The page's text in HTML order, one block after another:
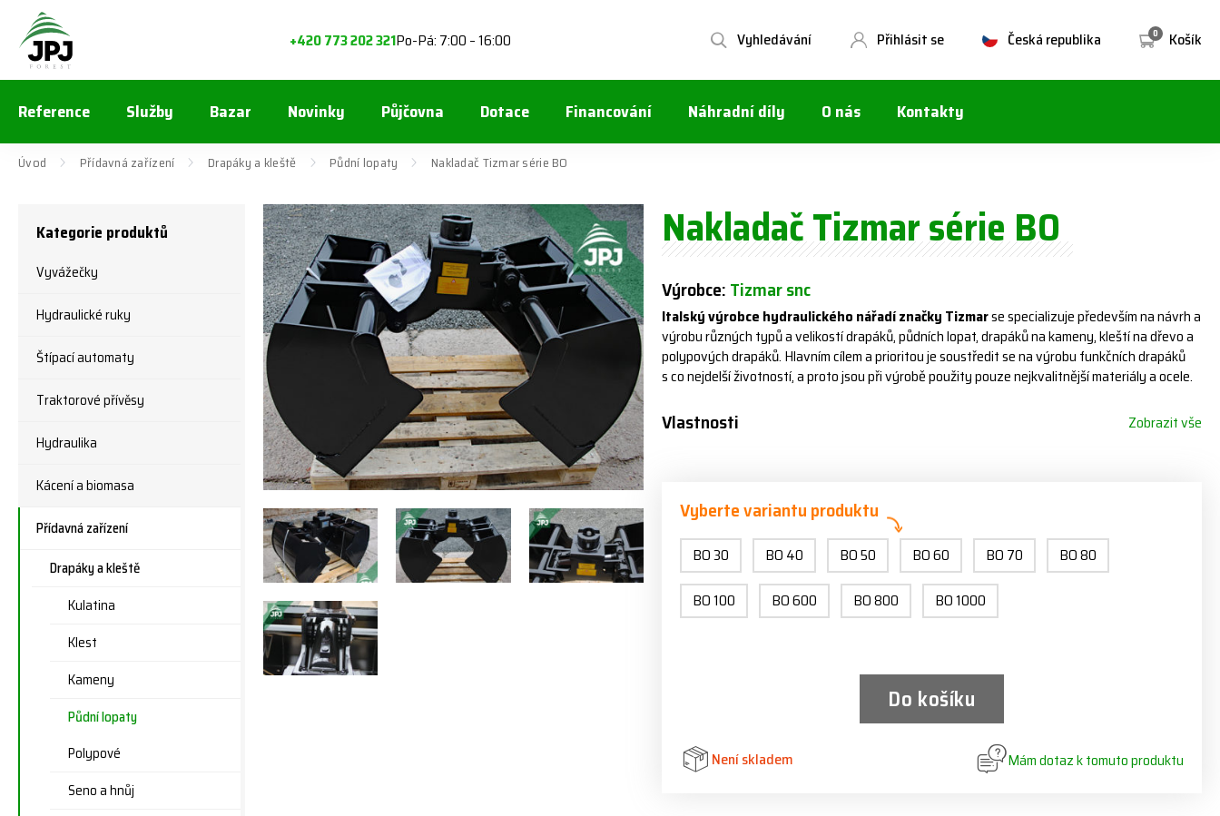
+420 773 202 321Po-Pá: 7:00 – 16:00 0 Košík
Česká republika
Přihlásit se
Vyhledávání
Reference Služby Bazar Novinky Půjčovna Dotace Financování Náhradní díly O nás Kontakty
Úvod Přídavná zařízení Drapáky a kleště Půdní lopaty Nakladač Tizmar série BO
Kategorie produktů
Vyvážečky
Hydraulické ruky
Štípací automaty
Traktorové přívěsy
Hydraulika
Kácení a biomasa
Přídavná zařízení
Drapáky a kleště
Kulatina
Klest
Kameny
Půdní lopaty
Polypové
Seno a hnůj
Nakladač Tizmar série BO
Výrobce:Tizmar snc
Italský výrobce hydraulického nářadí značky Tizmarse specializuje především na návrh a
výrobu různých typů a velikostí drapáků, půdních lopat, drapáků na kameny, kleští na dřevo a
polypových drapáků. Hlavním cílem a prioritou je soustředit se na výrobu funkčních drapáků
s co nejdelší životností, a proto jsou při výrobě použity pouze nejkvalitnější materiály a ocele.
Vlastnosti Zobrazit vše
Vyberte variantu produktu
BO 30 BO 40 BO 50 BO 60 BO 70
BO 80
BO 100
BO 600 BO 800 BO 1000
Do košíku
Není skladem Mám dotaz k tomuto produktu